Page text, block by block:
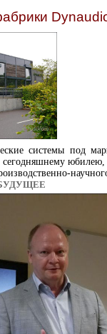
системы под
юбилею,